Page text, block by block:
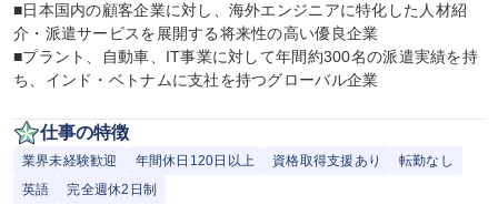
■日本国内の顧客企業に対し、海外エンジニアに特化した人材紹
介・派遣サービスを展開する将来性の高い優良企業
■プラント、自動車、IT事業に対して年間約300名の派遣実績を持
ち、インド・ベトナムに支社を持つグローバル企業
仕事の特徴
業界未経験歓迎 年間休日120日以上 資格取得支援あり
転勤なし
英語
完全週休2日制